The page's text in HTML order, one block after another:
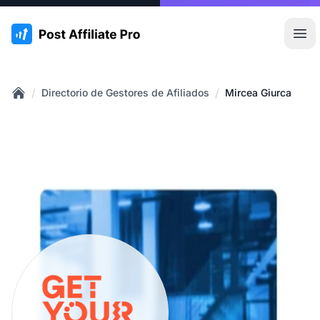
:site.title
/ Directorio de Gestores de Afiliados / Mircea Giurca